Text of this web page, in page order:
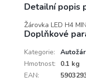
Detailní popis
Žárovka LED H4
Doplňkové
Kategorie:
Hmotnost:
0.1 kg
EAN: